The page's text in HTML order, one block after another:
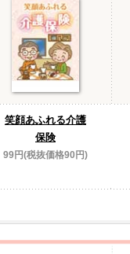
笑顔あふれる介護
保険
99円(税抜価格90円)